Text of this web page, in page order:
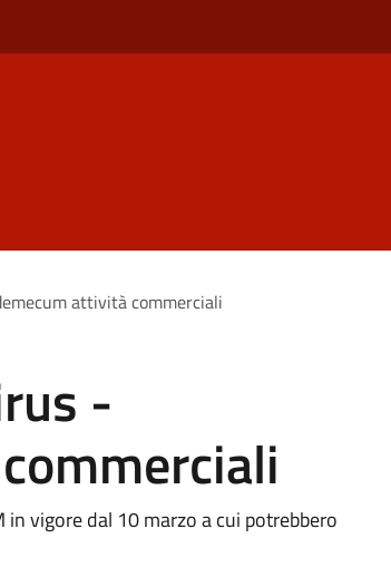
attività commerciali
-
vigore dal 10 marzo a cui potrebbero